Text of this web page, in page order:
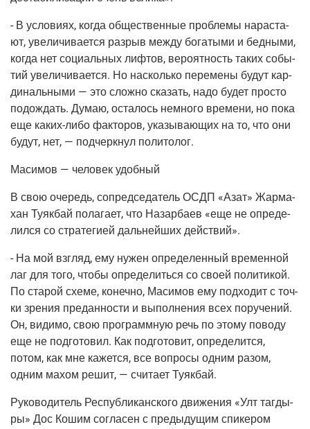
- В усло­ви­ях, когда обще­ствен­ные про­бле­мы нарас­та­
ют, уве­ли­чи­ва­ет­ся раз­рыв меж­ду бога­ты­ми и бед­ны­ми,
когда нет соци­аль­ных лиф­тов, веро­ят­ность таких собы­
тий уве­ли­чи­ва­ет­ся. Но насколь­ко пере­ме­ны будут кар­
ди­наль­ны­ми — это слож­но ска­зать, надо будет про­сто
подо­ждать. Думаю, оста­лось немно­го вре­ме­ни, но пока
еще каких-либо фак­то­ров, ука­зы­ва­ю­щих на то, что они
будут, нет, — под­черк­нул политолог.
Маси­мов — чело­век удобный
В свою оче­редь, сопред­се­да­тель ОСДП «Азат» Жар­ма­
хан Туяк­бай пола­га­ет, что Назар­ба­ев «еще не опре­де­
лил­ся со стра­те­ги­ей даль­ней­ших действий».
- На мой взгляд, ему нужен опре­де­лен­ный вре­мен­ной
лаг для того, что­бы опре­де­лить­ся со сво­ей поли­ти­кой.
По ста­рой схе­ме, конеч­но, Маси­мов ему под­хо­дит с точ­
ки зре­ния пре­дан­но­сти и выпол­не­ния всех пору­че­ний.
Он, види­мо, свою про­грамм­ную речь по это­му пово­ду
еще не под­го­то­вил. Как под­го­то­вит, опре­де­лит­ся,
потом, как мне кажет­ся, все вопро­сы одним разом,
одним махом решит, — счи­та­ет Туякбай.
Руко­во­ди­тель Рес­пуб­ли­кан­ско­го дви­же­ния «Улт таг­ды­
ры» Дос Кошим согла­сен с преды­ду­щим спи­ке­ром